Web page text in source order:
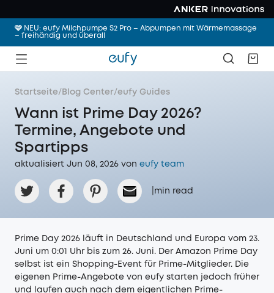
🩷 NEU: eufy Milchpumpe S2 Pro – Abpumpen mit Wärmemassage
– freihändig und überall
Startseite/ Blog Center/eufy Guides
Wann ist Prime Day 2026?
Termine, Angebote und
Spartipps
aktualisiert Jun 08, 2026 von eufy team
min read
Prime Day 2026 läuft in Deutschland und Europa vom 23.
Juni um 0:01 Uhr bis zum 26. Juni. Der Amazon Prime Day
selbst ist ein Shopping-Event für Prime-Mitglieder. Die
eigenen Prime-Angebote von eufy starten jedoch früher
und laufen auch nach dem eigentlichen Prime-